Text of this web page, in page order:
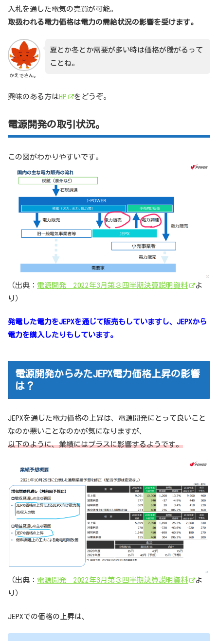
入札を通した電気の売買が可能。
取扱われる電力価格は電力の需給状況の影響を受けます。
かえでさん。
夏とか冬とか需要が多い時は価格が騰がるって
ことね。
興味のある方は HP をどうぞ。
電源開発の取引状況。
この図がわかりやすいです。
（出典： 電源開発 2022年3月第３四半期決算説明資料
よ
り）
発電した電力をJEPXを通じて販売もしていますし、JEPXから
電力を購入したりもしています。
電源開発からみたJEPX電力価格上昇の影響
は？
JEPXを通じた電力価格の上昇は、電源開発にとって良いこと
なのか悪いことなのかが気になりますが、
以下のように、業績にはプラスに影響するようです。
（出典： 電源開発 2022年3月第３四半期決算説明資料
よ
り）
JEPXでの価格の上昇は、